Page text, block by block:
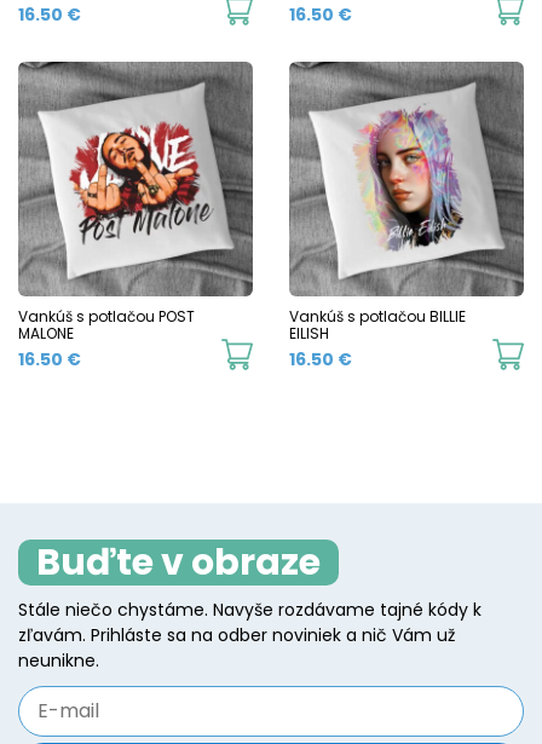
16.50 € 16.50 €
Vankúš s potlačou POST
MALONE
16.50 €
Vankúš s potlačou BILLIE
EILISH
16.50 €
Buďte v obraze
Stále niečo chystáme. Navyše rozdávame tajné kódy k
zľavám. Prihláste sa na odber noviniek a nič Vám už
neunikne.